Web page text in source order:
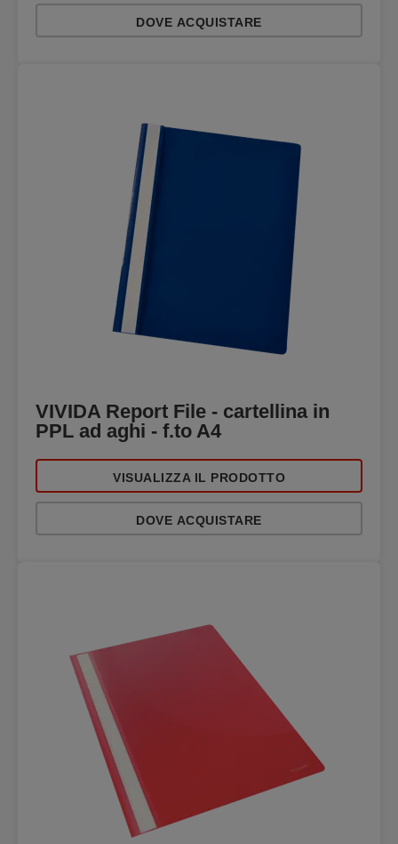
DOVE ACQUISTARE
VIVIDA Report File - cartellina in
PPL ad aghi - f.to A4
VISUALIZZA IL PRODOTTO
DOVE ACQUISTARE